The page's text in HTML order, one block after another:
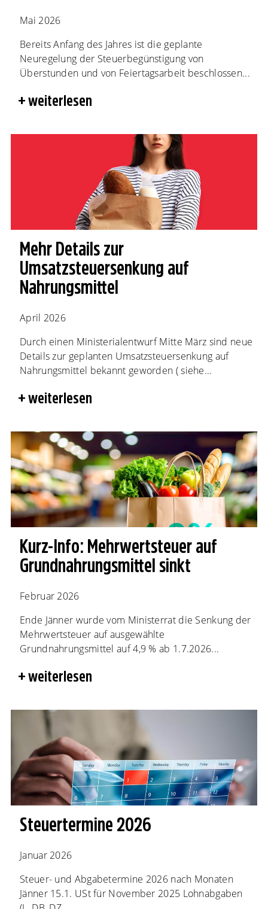
Mai 2026
Bereits Anfang des Jahres ist die geplante
Neuregelung der Steuerbegünstigung von
Überstunden und von Feiertagsarbeit beschlossen...
weiterlesen
Mehr Details zur
Umsatzsteuersenkung auf
Nahrungsmittel
April 2026
Durch einen Ministerialentwurf Mitte März sind neue
Details zur geplanten Umsatzsteuersenkung auf
Nahrungsmittel bekannt geworden ( siehe...
weiterlesen
Kurz-Info: Mehrwertsteuer auf
Grundnahrungsmittel sinkt
Februar 2026
Ende Jänner wurde vom Ministerrat die Senkung der
Mehrwertsteuer auf ausgewählte
Grundnahrungsmittel auf 4,9 % ab 1.7.2026...
weiterlesen
Steuertermine 2026
Januar 2026
Steuer- und Abgabetermine 2026 nach Monaten
Jänner 15.1. USt für November 2025 Lohnabgaben